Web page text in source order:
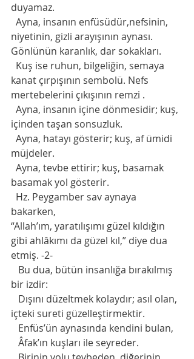
duyamaz.
Ayna, insanın enfüsüdür,nefsinin,
niyetinin, gizli arayışının aynası.
Gönlünün karanlık, dar sokakları.
Kuş ise ruhun, bilgeliğin, semaya
kanat çırpışının sembolü. Nefs
mertebelerini çıkışının remzi .
Ayna, insanın içine dönmesidir; kuş,
içinden taşan sonsuzluk.
Ayna, hatayı gösterir; kuş, af ümidi
müjdeler.
Ayna, tevbe ettirir; kuş, basamak
basamak yol gösterir.
Hz. Peygamber sav aynaya
bakarken,
“Allah’ım, yaratılışımı güzel kıldığın
gibi ahlâkımı da güzel kıl,” diye dua
etmiş. -2-
Bu dua, bütün insanlığa bırakılmış
bir izdir:
Dışını düzeltmek kolaydır; asıl olan,
içteki sureti güzelleştirmektir.
Enfüs’ün aynasında kendini bulan,
Âfak’ın kuşları ile seyreder.